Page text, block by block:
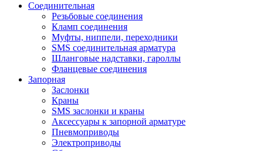
Соединительная
Резьбовые соединения
Кламп соединения
Муфты, ниппели, переходники
SMS соединительная арматура
Шланговые надставки, гароллы
Фланцевые соединения
Запорная
Заслонки
Краны
SMS заслонки и краны
Аксессуары к запорной арматуре
Пневмоприводы
Электроприводы